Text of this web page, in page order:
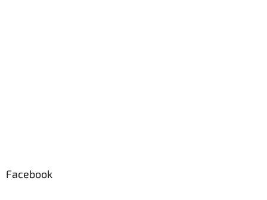
Facebook